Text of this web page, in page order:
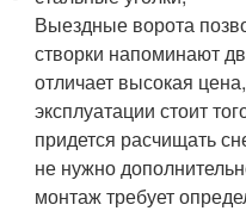
Выездные ворота
створки напоминают
отличает высокая
эксплуатации стоит
придется расчищать
не нужно
монтаж требует